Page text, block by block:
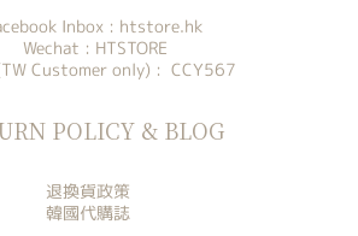
Inbox : htstore.hk
Wechat : HTSTORE
Customer only) : CCY567
POLICY & BLOG
退換貨政策
韓國代購誌